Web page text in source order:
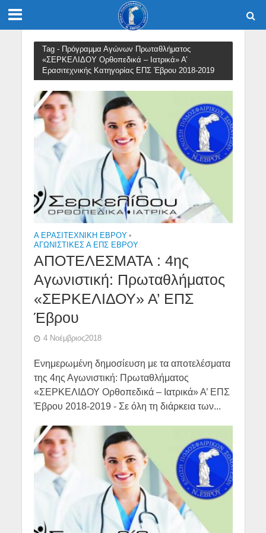
Tag - Πρόγραμμα Αγώνων Πρωταθλήματος
«ΣΕΡΚΕΛΙΔΟΥ Ορθοπεδικά – Ιατρικά» Α’
Ερασιτεχνικής Κατηγορίας ΕΠΣ Έβρου 2018-2019
Α ΕΡΑΣΙΤΕΧΝΙΚΉ ΈΒΡΟΥ •
ΑΓΩΝΙΣΤΙΚΕΣ Α ΕΠΣ ΕΒΡΟΥ
ΑΠΟΤΕΛΕΣΜΑΤΑ : 4ης
Αγωνιστική: Πρωταθλήματος
«ΣΕΡΚΕΛΙΔΟΥ» Α’ ΕΠΣ
Έβρου
4 Νοέμβριος2018
Ενημερωμένη δημοσίευση με τα αποτελέσματα
της 4ης Αγωνιστική: Πρωταθλήματος
«ΣΕΡΚΕΛΙΔΟΥ Ορθοπεδικά – Ιατρικά» Α’ ΕΠΣ
Έβρου 2018-2019 - Σε όλη τη διάρκεια των...